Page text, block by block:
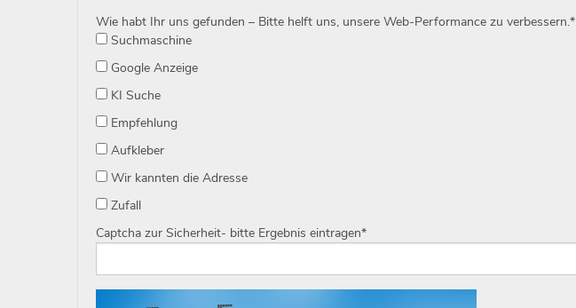
Wie habt Ihr uns gefunden – Bitte helft uns, unsere Web-Performance zu verbessern.*
Suchmaschine
Google Anzeige
KI Suche
Empfehlung
Aufkleber
Wir kannten die Adresse
Zufall
Captcha zur Sicherheit- bitte Ergebnis eintragen*